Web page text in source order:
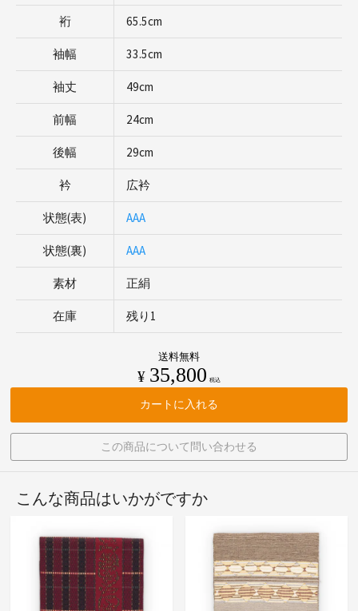
裄 65.5cm
袖幅 33.5cm
袖丈 49cm
前幅 24cm
後幅 29cm
衿 広衿
状態(表) AAA
状態(裏) AAA
素材 正絹
在庫 残り1
送料無料
¥ 35,800 税込
カートに入れる
この商品について問い合わせる
こんな商品はいかがですか